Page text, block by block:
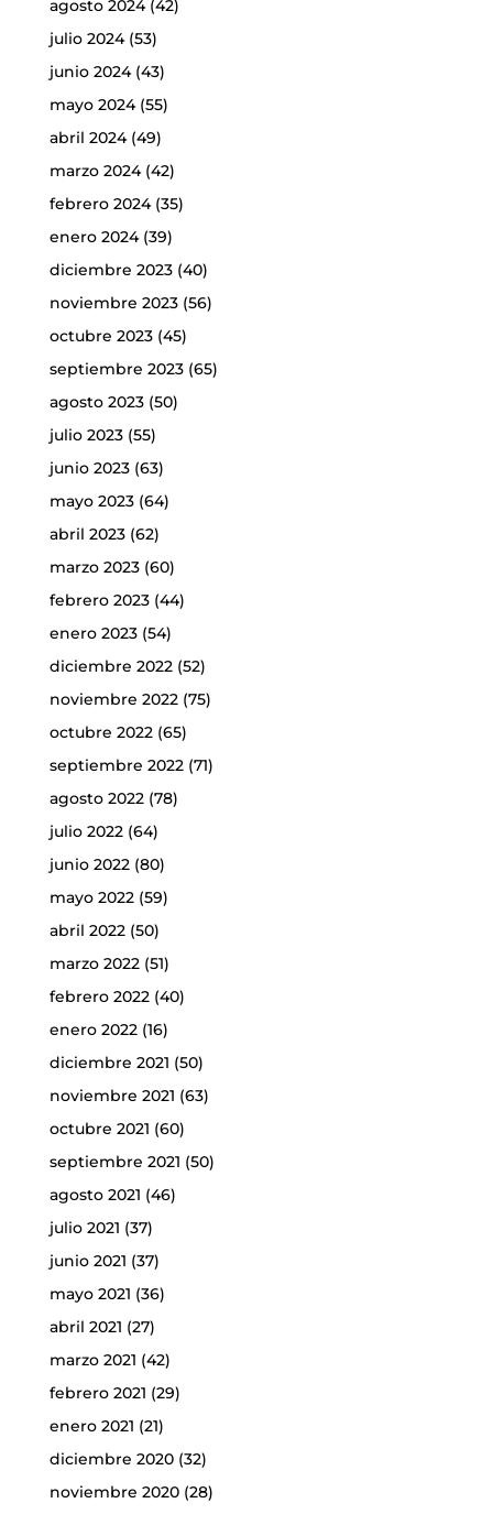
agosto 2024(42)
julio 2024(53)
junio 2024(43)
mayo 2024(55)
abril 2024(49)
marzo 2024(42)
febrero 2024(35)
enero 2024(39)
diciembre 2023(40)
noviembre 2023(56)
octubre 2023(45)
septiembre 2023(65)
agosto 2023(50)
julio 2023(55)
junio 2023(63)
mayo 2023(64)
abril 2023(62)
marzo 2023(60)
febrero 2023(44)
enero 2023(54)
diciembre 2022(52)
noviembre 2022(75)
octubre 2022(65)
septiembre 2022(71)
agosto 2022(78)
julio 2022(64)
junio 2022(80)
mayo 2022(59)
abril 2022(50)
marzo 2022(51)
febrero 2022(40)
enero 2022(16)
diciembre 2021 (50)
noviembre 2021 (63)
octubre 2021 (60)
septiembre 2021 (50)
agosto 2021 (46)
julio 2021 (37)
junio 2021 (37)
mayo 2021 (36)
abril 2021 (27)
marzo 2021 (42)
febrero 2021 (29)
enero 2021 (21)
diciembre 2020(32)
noviembre 2020(28)